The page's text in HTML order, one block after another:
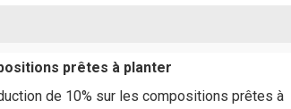
prêtes à planter
de 10% sur les compositions prêtes à